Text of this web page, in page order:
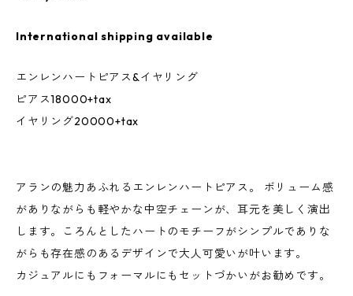
International shipping available
エンレンハートピアス&イヤリング
ピアス18000+tax
イヤリング20000+tax
アランの魅力あふれるエンレンハートピアス。 ボリューム感
がありながらも軽やかな中空チェーンが、耳元を美しく演出
します。ころんとしたハートのモチーフがシンプルでありな
がらも存在感のあるデザインで大人可愛いが叶います。
カジュアルにもフォーマルにもセットづかいがお勧めです。